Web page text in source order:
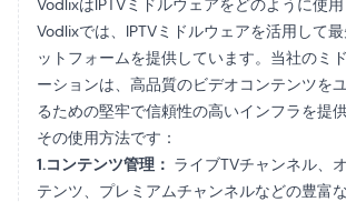
VodlixはIPTVミドルウェアをどのように使
Vodlixでは、IPTVミドルウェアを活用して
ットフォームを提供しています。当社のミ
ーションは、高品質のビデオコンテンツを
るための堅牢で信頼性の高いインフラを提
その使用方法です：
1.コンテンツ管理： ライブTVチャンネル、
テンツ、プレミアムチャンネルなどの豊富